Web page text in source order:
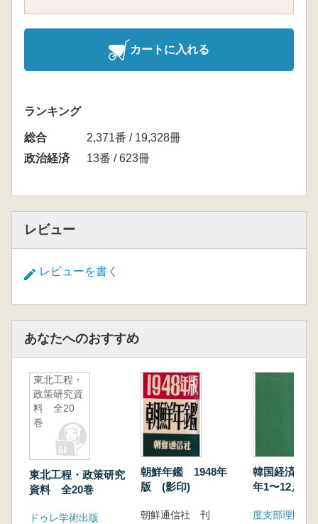
カートに入れる
ランキング
総合
2,371番 / 19,328冊
政治経済
13番 / 623冊
レビュー
レビューを書く
あなたへのおすすめ
東北工程・
政策研究資
料 全20
巻
東北工程・政策研究
資料 全20巻
ドゥレ学術出版
朝鮮年鑑 1948年
版 (影印)
朝鮮通信社 刊
韓国経済月
年1〜12月(合